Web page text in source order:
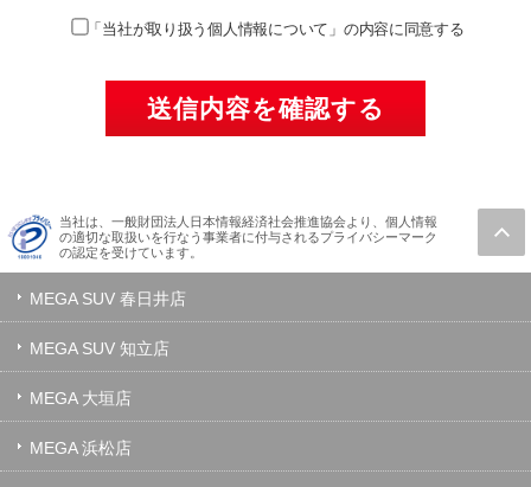
「当社が取り扱う個人情報について」の内容に同意する
当社は、一般財団法人日本情報経済社会推進協会より、個人情報
の適切な取扱いを行なう事業者に付与されるプライバシーマーク
の認定を受けています。
MEGA SUV 春日井店
MEGA SUV 知立店
MEGA 大垣店
MEGA 浜松店